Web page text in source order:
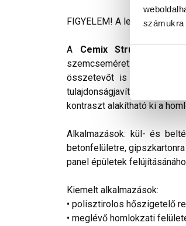
számukra
FIGYELEM! A leírás végén
A Cemix StrukturOLA
szemcseméret: 1,5 mm.
összetevőt is tartalmaz.
tulajdonságjavító
kontraszt alakítható ki a
Alkalmazások: kül- és
betonfelületre,
panel épületek
Kiemelt alkalmazások:
• polisztirolos hőszigetelő
• meglévő homlokzati